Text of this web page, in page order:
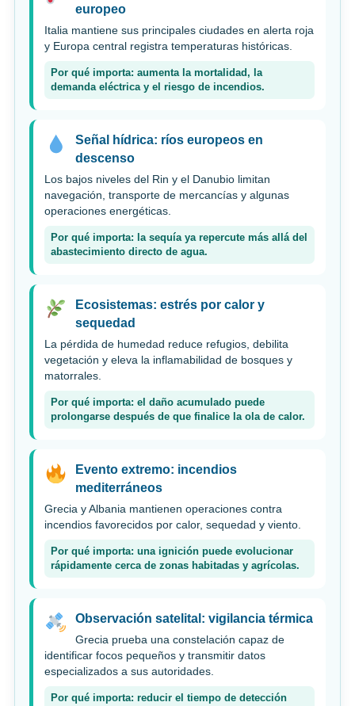
europeo
Italia mantiene sus principales ciudades en alerta roja
y Europa central registra temperaturas históricas.
Por qué importa: aumenta la mortalidad, la
demanda eléctrica y el riesgo de incendios.
Señal hídrica: ríos europeos en
descenso
Los bajos niveles del Rin y el Danubio limitan
navegación, transporte de mercancías y algunas
operaciones energéticas.
Por qué importa: la sequía ya repercute más allá del
abastecimiento directo de agua.
Ecosistemas: estrés por calor y
sequedad
La pérdida de humedad reduce refugios, debilita
vegetación y eleva la inflamabilidad de bosques y
matorrales.
Por qué importa: el daño acumulado puede
prolongarse después de que finalice la ola de calor.
Evento extremo: incendios
mediterráneos
Grecia y Albania mantienen operaciones contra
incendios favorecidos por calor, sequedad y viento.
Por qué importa: una ignición puede evolucionar
rápidamente cerca de zonas habitadas y agrícolas.
Observación satelital: vigilancia térmica
Grecia prueba una constelación capaz de
identificar focos pequeños y transmitir datos
especializados a sus autoridades.
Por qué importa: reducir el tiempo de detección